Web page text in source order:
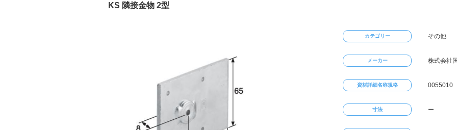
KS 隣接金物 2型
カテゴリー その他
メーカー 株式会社
資材詳細名称規格 0055010
寸法 ー